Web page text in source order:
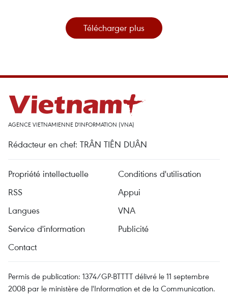
Télécharger plus
AGENCE VIETNAMIENNE D'INFORMATION (VNA)
Rédacteur en chef: TRÂN TIÊN DUÂN
Propriété intellectuelle
Conditions d'utilisation
RSS
Appui
Langues
VNA
Service d'information
Publicité
Contact
Permis de publication: 1374/GP-BTTTT délivré le 11 septembre
2008 par le ministère de l'Information et de la Communication.